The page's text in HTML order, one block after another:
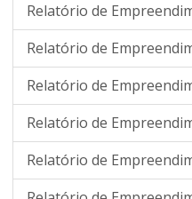
Relatório de
Relatório de
Relatório de
Relatório de
Relatório de